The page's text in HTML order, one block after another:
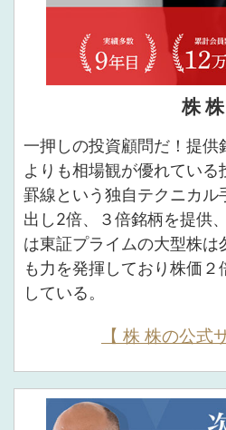
株 株
一押しの投資顧問だ！提供
よりも相場観が優れてい
罫線という独自テクニカル
出し2倍、３倍銘柄を提供
は東証プライムの大型株
も力を発揮しており株価
している。
【 株 株の公式